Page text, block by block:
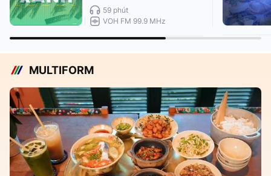
59 phút
VOH FM 99.9 MHz
MULTIFORM